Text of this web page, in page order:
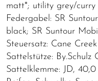
matt*; utility grey/
Federgabel: SR
black; SR Suntour
Steuersatz: Cane
Sattelstütze: By.Schulz
Sattelklemme: JD,